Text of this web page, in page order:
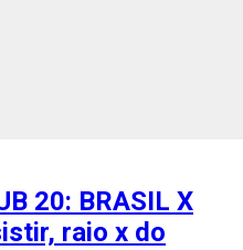
20: BRASIL X
raio x do